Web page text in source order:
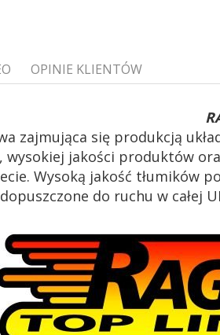
OPINIE KLIENTÓW
zajmująca się produkcją
wysokiej jakości produktów
Wysoką jakość tłumików
do ruchu w całej